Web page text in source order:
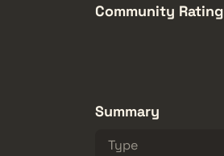
Community Rating
Summary
Type